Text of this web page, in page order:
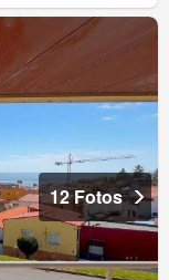
12 Fotos